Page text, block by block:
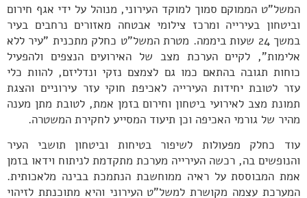
המשל"ט הממוקם סמוך למוקד העירוני, מנוהל על ידי אגף חירום
וביטחון בעירייה ומרכז צילומי אבטחה מאזורים נרחבים בעיר
במשך 24 שעות ביממה. מטרת המשל"ט כחלק מתכנית "עיר ללא
אלימות", לקיים הערכת מצב של האירועים הנצפים ולהפעיל
כוחות תגובה בהתאם כמו גם לצמצם נזקי ונדליזם, להוות כלי
עזר לטובת יחידות העירייה לאכיפת חוקי עזר עירוניים והצגת
תמונת מצב לאירועי ביטחון וחירום בזמן אמת, לטובת מתן מענה
מהיר של גורמי האכיפה וכן תיעוד המסייע לחקירת המשטרה.
עוד כחלק מפעולות לשיפור בטיחות וביטחון תושבי העיר
והנופשים בה, רכשה העירייה מערכת מתקדמת לניתוח וידאו בזמן
אמת המבוססת על ראיה ממוחשבת הנתמכת בבינה מלאכותית.
המערכת עצמה מקושרת למשל"ט העירוני והיא מתוכנתת לזיהוי